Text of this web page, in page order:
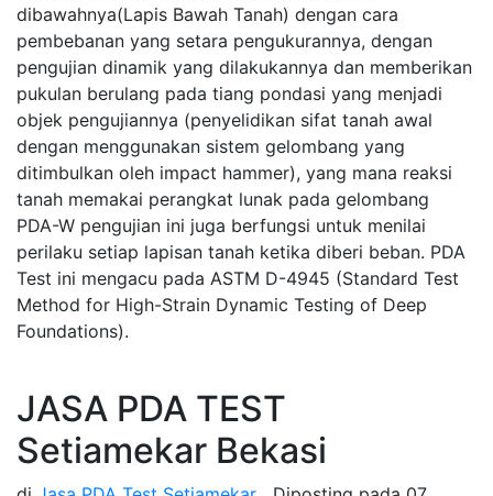
dibawahnya(Lapis Bawah Tanah) dengan cara
pembebanan yang setara pengukurannya, dengan
pengujian dinamik yang dilakukannya dan memberikan
pukulan berulang pada tiang pondasi yang menjadi
objek pengujiannya (penyelidikan sifat tanah awal
dengan menggunakan sistem gelombang yang
ditimbulkan oleh impact hammer), yang mana reaksi
tanah memakai perangkat lunak pada gelombang
PDA-W pengujian ini juga berfungsi untuk menilai
perilaku setiap lapisan tanah ketika diberi beban. PDA
Test ini mengacu pada ASTM D-4945 (Standard Test
Method for High-Strain Dynamic Testing of Deep
Foundations).
JASA PDA TEST
Setiamekar Bekasi